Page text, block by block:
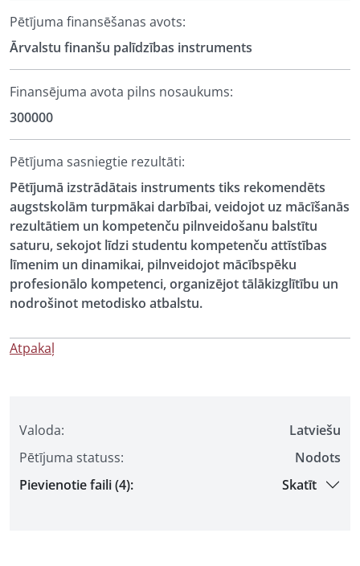
Valoda:
Latviešu
Pētījuma statuss:
Nodots
Pievienotie faili (4):
Skatīt
Pētījuma finansēšanas avots:
Ārvalstu finanšu palīdzības instruments
Finansējuma avota pilns nosaukums:
300000
Pētījuma sasniegtie rezultāti:
Pētījumā izstrādātais instruments tiks rekomendēts
augstskolām turpmākai darbībai, veidojot uz mācīšanās
rezultātiem un kompetenču pilnveidošanu balstītu
saturu, sekojot līdzi studentu kompetenču attīstības
līmenim un dinamikai, pilnveidojot mācībspēku
profesionālo kompetenci, organizējot tālākizglītību un
nodrošinot metodisko atbalstu.
Atpakaļ